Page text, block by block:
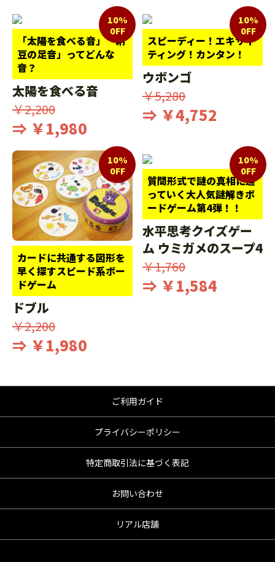
「太陽を食べる音」「納
豆の足音」ってどんな
音？
10%
0FF
太陽を食べる音
￥2,200
⇒ ￥1,980
スピーディー！エキサイ
ティング！カンタン！
10%
0FF
ウボンゴ
￥5,280
⇒ ￥4,752
カードに共通する図形を
早く探すスピード系ボー
ドゲーム
10%
0FF
ドブル
￥2,200
⇒ ￥1,980
質問形式で謎の真相に迫
っていく大人気謎解きボ
ードゲーム第4弾！！
10%
0FF
水平思考クイズゲー
ム ウミガメのスープ4
￥1,760
⇒ ￥1,584
ご利用ガイド
プライバシーポリシー
特定商取引法に基づく表記
お問い合わせ
リアル店舗